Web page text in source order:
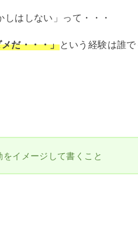
しはしない」って・・・
だ・・・」という経験は誰で
イメージして書くこと